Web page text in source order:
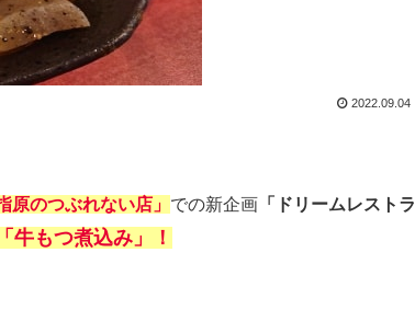
2022.09.04
原のつぶれない店」 での新企画 「ドリームレストラ
「牛もつ煮込み」！